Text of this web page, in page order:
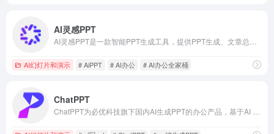
AI灵感PPT
AI幻灯片和演示 # AiPPT # AI办公 # AI办公全家桶
ChatPPT